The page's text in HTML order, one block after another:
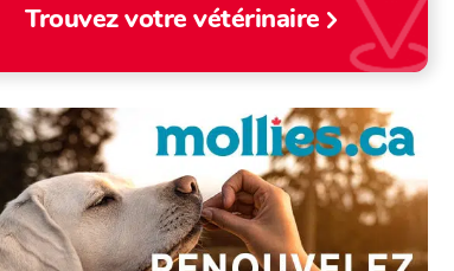
Trouvez votre vétérinaire